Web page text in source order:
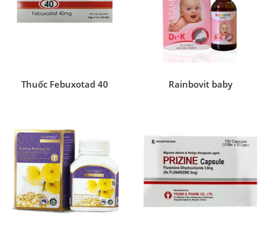
Thuốc Febuxotad 40 Rainbovit baby